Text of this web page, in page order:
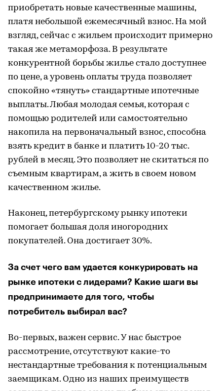
приобретать новые качественные машины,
платя небольшой ежемесячный взнос. На мой
взгляд, сейчас с жильем происходит примерно
такая же метаморфоза. В результате
конкурентной борьбы жилье стало доступнее
по цене, а уровень оплаты труда позволяет
спокойно «тянуть» стандартные ипотечные
выплаты. Любая молодая семья, которая с
помощью родителей или самостоятельно
накопила на первоначальный взнос, способна
взять кредит в банке и платить 10-20 тыс.
рублей в месяц. Это позволяет не скитаться по
съемным квартирам, а жить в своем новом
качественном жилье.
Наконец, петербургскому рынку ипотеки
помогает большая доля иногородних
покупателей. Она достигает 30%.
За счет чего вам удается конкурировать на
рынке ипотеки с лидерами? Какие шаги вы
предпринимаете для того, чтобы
потребитель выбирал вас?
Во-первых, важен сервис. У нас быстрое
рассмотрение, отсутствуют какие-то
нестандартные требования к потенциальным
заемщикам. Одно из наших преимуществ